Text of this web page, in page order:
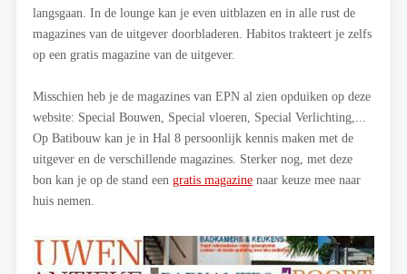
langsgaan. In de lounge kan je even uitblazen en in alle rust de
magazines van de uitgever doorbladeren. Habitos trakteert je zelfs
op een gratis magazine van de uitgever.
Misschien heb je de magazines van EPN al zien opduiken op deze
website: Special Bouwen, Special vloeren, Special Verlichting,...
Op Batibouw kan je in Hal 8 persoonlijk kennis maken met de
uitgever en de verschillende magazines. Sterker nog, met deze
bon kan je op de stand een gratis magazine naar keuze mee naar
huis nemen.